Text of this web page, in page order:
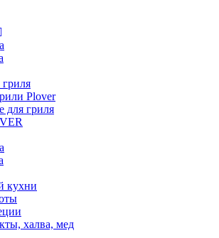
Plover
для гриля
кухни
халва, мед